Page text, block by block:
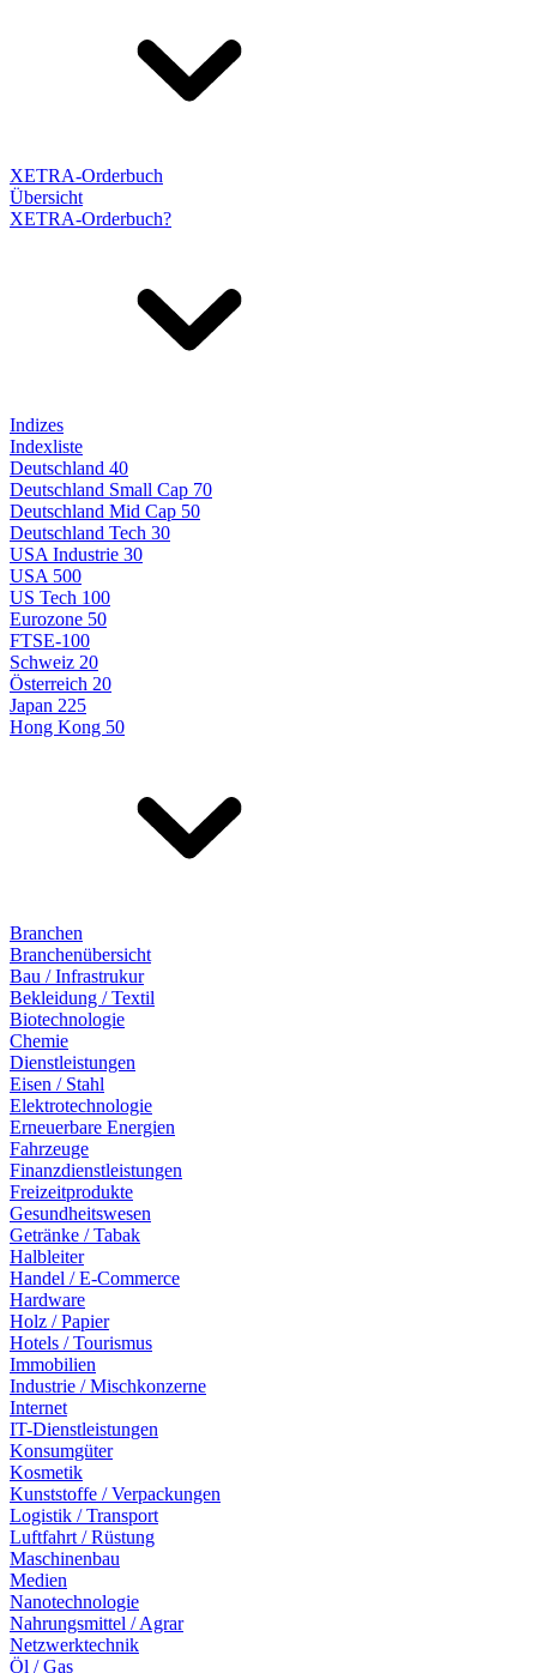
XETRA-Orderbuch
Übersicht
XETRA-Orderbuch?
Indizes
Indexliste
Deutschland 40
Deutschland Small Cap 70
Deutschland Mid Cap 50
Deutschland Tech 30
USA Industrie 30
USA 500
US Tech 100
Eurozone 50
FTSE-100
Schweiz 20
Österreich 20
Japan 225
Hong Kong 50
Branchen
Branchenübersicht
Bau / Infrastrukur
Bekleidung / Textil
Biotechnologie
Chemie
Dienstleistungen
Eisen / Stahl
Elektrotechnologie
Erneuerbare Energien
Fahrzeuge
Finanzdienstleistungen
Freizeitprodukte
Gesundheitswesen
Getränke / Tabak
Halbleiter
Handel / E-Commerce
Hardware
Holz / Papier
Hotels / Tourismus
Immobilien
Industrie / Mischkonzerne
Internet
IT-Dienstleistungen
Konsumgüter
Kosmetik
Kunststoffe / Verpackungen
Logistik / Transport
Luftfahrt / Rüstung
Maschinenbau
Medien
Nanotechnologie
Nahrungsmittel / Agrar
Netzwerktechnik
Öl / Gas